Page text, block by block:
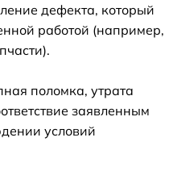
дефекта, который
работой (например,
поломка, утрата
заявленным
условий